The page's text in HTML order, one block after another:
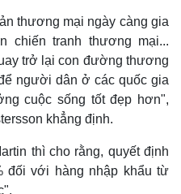
Chứng khoán
Giá cà phê
thương mại ngày càng gia
chiến tranh thương mại...
trở lại con đường thương
người dân ở các quốc gia
cuộc sống tốt đẹp hơn",
khẳng định.
thì cho rằng, quyết định
đối với hàng nhập khẩu từ